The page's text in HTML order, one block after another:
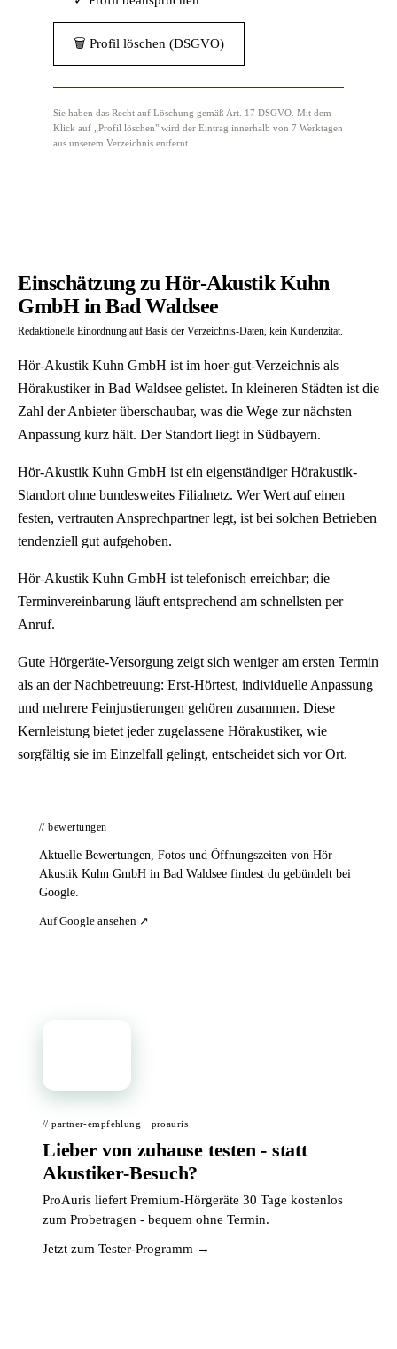
🗑 Profil löschen (DSGVO)
Sie haben das Recht auf Löschung gemäß Art. 17 DSGVO. Mit dem
Klick auf „Profil löschen" wird der Eintrag innerhalb von 7 Werktagen
aus unserem Verzeichnis entfernt.
Einschätzung zu Hör-Akustik Kuhn
GmbH in Bad Waldsee
Redaktionelle Einordnung auf Basis der Verzeichnis-Daten, kein Kundenzitat.
Hör-Akustik Kuhn GmbH ist im hoer-gut-Verzeichnis als
Hörakustiker in Bad Waldsee gelistet. In kleineren Städten ist die
Zahl der Anbieter überschaubar, was die Wege zur nächsten
Anpassung kurz hält. Der Standort liegt in Südbayern.
Hör-Akustik Kuhn GmbH ist ein eigenständiger Hörakustik-
Standort ohne bundesweites Filialnetz. Wer Wert auf einen
festen, vertrauten Ansprechpartner legt, ist bei solchen Betrieben
tendenziell gut aufgehoben.
Hör-Akustik Kuhn GmbH ist telefonisch erreichbar; die
Terminvereinbarung läuft entsprechend am schnellsten per
Anruf.
Gute Hörgeräte-Versorgung zeigt sich weniger am ersten Termin
als an der Nachbetreuung: Erst-Hörtest, individuelle Anpassung
und mehrere Feinjustierungen gehören zusammen. Diese
Kernleistung bietet jeder zugelassene Hörakustiker, wie
sorgfältig sie im Einzelfall gelingt, entscheidet sich vor Ort.
// bewertungen
Aktuelle Bewertungen, Fotos und Öffnungszeiten von Hör-
Akustik Kuhn GmbH in Bad Waldsee findest du gebündelt bei
Google.
Auf Google ansehen ↗
// partner-empfehlung · proauris
Lieber von zuhause testen - statt
Akustiker-Besuch?
ProAuris liefert Premium-Hörgeräte 30 Tage kostenlos
zum Probetragen - bequem ohne Termin.
Jetzt zum Tester-Programm →